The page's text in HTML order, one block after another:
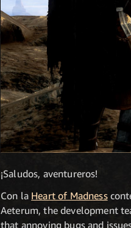
¡Saludos, aventureros!
Con la Heart of Madness
Aeterum, the development
that annoying bugs and